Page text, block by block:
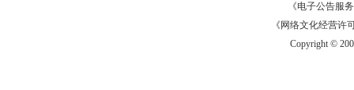
《电子公告服务
《网络文化经营许
Copyright ©